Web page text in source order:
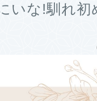
いな!馴れ初